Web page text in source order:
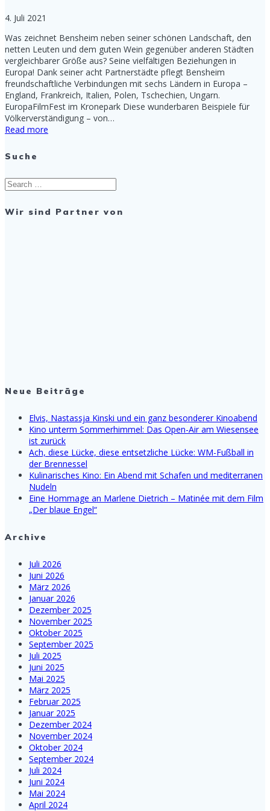
4. Juli 2021
Was zeichnet Bensheim neben seiner schönen Landschaft, den
netten Leuten und dem guten Wein gegenüber anderen Städten
vergleichbarer Größe aus? Seine vielfältigen Beziehungen in
Europa! Dank seiner acht Partnerstädte pflegt Bensheim
freundschaftliche Verbindungen mit sechs Ländern in Europa –
England, Frankreich, Italien, Polen, Tschechien, Ungarn.
EuropaFilmFest im Kronepark Diese wunderbaren Beispiele für
Völkerverständigung – von…
Read more
Suche
Search
for:
Wir sind Partner von
Neue Beiträge
Elvis, Nastassja Kinski und ein ganz besonderer Kinoabend
Kino unterm Sommerhimmel: Das Open-Air am Wiesensee
ist zurück
Ach, diese Lücke, diese entsetzliche Lücke: WM-Fußball in
der Brennessel
Kulinarisches Kino: Ein Abend mit Schafen und mediterranen
Nudeln
Eine Hommage an Marlene Dietrich – Matinée mit dem Film
„Der blaue Engel“
Archive
Juli 2026
Juni 2026
März 2026
Januar 2026
Dezember 2025
November 2025
Oktober 2025
September 2025
Juli 2025
Juni 2025
Mai 2025
März 2025
Februar 2025
Januar 2025
Dezember 2024
November 2024
Oktober 2024
September 2024
Juli 2024
Juni 2024
Mai 2024
April 2024